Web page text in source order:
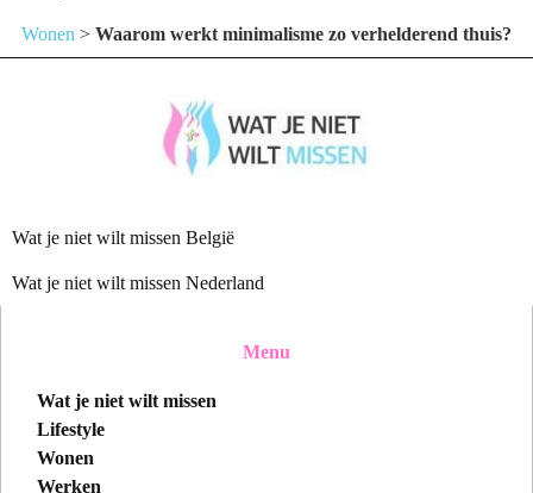
Wonen > Waarom werkt minimalisme zo verhelderend thuis?
Wat je niet wilt missen België
Wat je niet wilt missen Nederland
Menu
Wat je niet wilt missen
Lifestyle
Wonen
Werken